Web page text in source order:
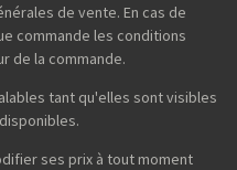
de vente. En cas de
commande les conditions
de la commande.
tant qu'elles sont visibles
ses prix à tout moment